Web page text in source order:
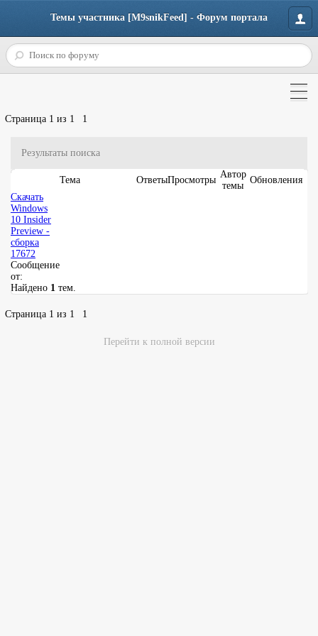
Темы участника [M9snikFeed] - Форум портала
Страница 1 из 1 1
Результаты поиска
Тема ОтветыПросмотры
Автор
темы
Обновления
Скачать
Windows
10 Insider
Preview -
сборка
17672
Сообщение
от:
Найдено 1 тем.
Страница 1 из 1 1
Перейти к полной версии